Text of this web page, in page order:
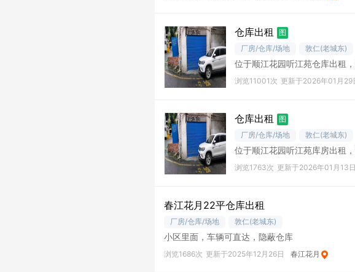
仓库出租
图
厂房/仓库/场地
敦仁(老城东)
位于顺江花园听江苑仓库出租
浏览11001次 更新于2026年01月29
仓库出租
图
厂房/仓库/场地
敦仁(老城东)
位于顺江花园听江苑库房出租
开到库门门口，有意者联系
浏览1763次 更新于2026年01月13日
春江花月22平仓库出租
厂房/仓库/场地 敦仁(老城东)
小区里面，车辆可直达，隐蔽仓库
浏览1686次 更新于2025年12月26日 春江花月